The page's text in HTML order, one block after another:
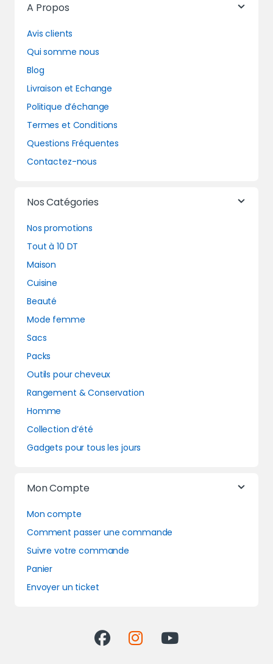
A Propos
Avis clients
Qui somme nous
Blog
Livraison et Echange
Politique d’échange
Termes et Conditions
Questions Fréquentes
Contactez-nous
Nos Catégories
Nos promotions
Tout à 10 DT
Maison
Cuisine
Beauté
Mode femme
Sacs
Packs
Outils pour cheveux
Rangement & Conservation
Homme
Collection d’été
Gadgets pour tous les jours
Mon Compte
Mon compte
Comment passer une commande
Suivre votre commande
Panier
Envoyer un ticket